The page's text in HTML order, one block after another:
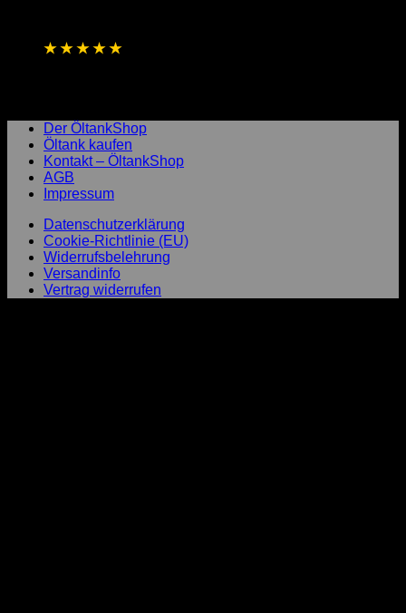
★★★★★
Der ÖltankShop
Öltank kaufen
Kontakt – ÖltankShop
AGB
Impressum
Datenschutzerklärung
Cookie-Richtlinie (EU)
Widerrufsbelehrung
Versandinfo
Vertrag widerrufen